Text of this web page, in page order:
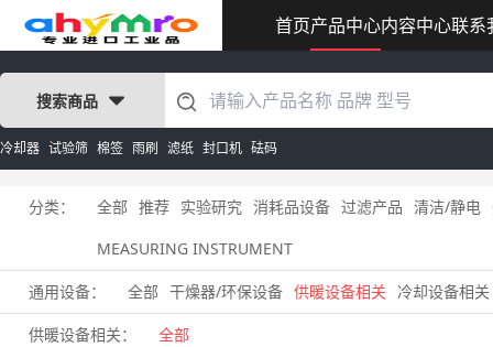
首页产品中心内容中心联系
搜索商品
冷却器 试验筛 棉签 雨刷 滤纸 封口机 砝码
分类： 全部 推荐 实验研究 消耗品设备 过滤产品 清洁/静电
MEASURING INSTRUMENT
通用设备： 全部 干燥器/环保设备 供暖设备相关 冷却设备相关
供暖设备相关： 全部